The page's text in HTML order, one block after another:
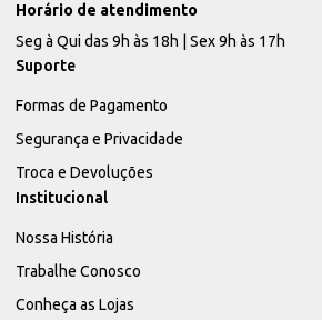
Horário de atendimento
Seg à Qui das 9h às 18h | Sex 9h às 17h
Suporte
Formas de Pagamento
Segurança e Privacidade
Troca e Devoluções
Institucional
Nossa História
Trabalhe Conosco
Conheça as Lojas